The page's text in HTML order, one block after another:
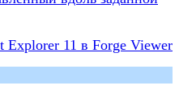
Explorer 11 в Forge Viewer